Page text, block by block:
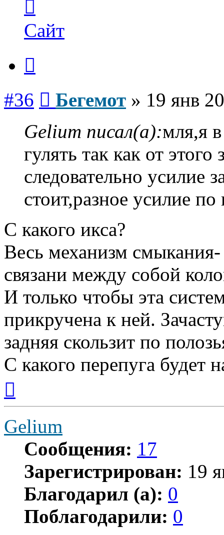
пользователя
Бегемот
Сайт
#36 Бегемот » 19 янв
Gelium писал(а):мля,я
гулять так как от
следовательно усилие
стоит,разное усилие
С какого икса?
Весь механизм
связани между собой
И только чтобы эта
прикручена к ней.
задняя скользит по
С какого перепуга будет
началу
Gelium
Сообщения: 17
Зарегистрирован: 19
Благодарил (а): 0
Поблагодарили: 0